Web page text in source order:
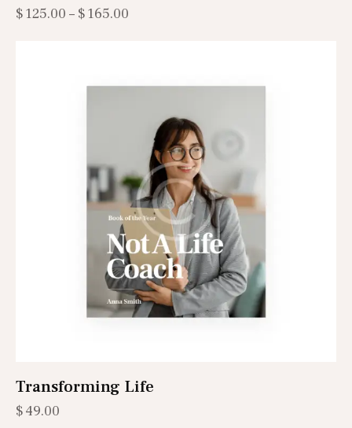
$125.00 – $165.00
Transforming Life
$49.00